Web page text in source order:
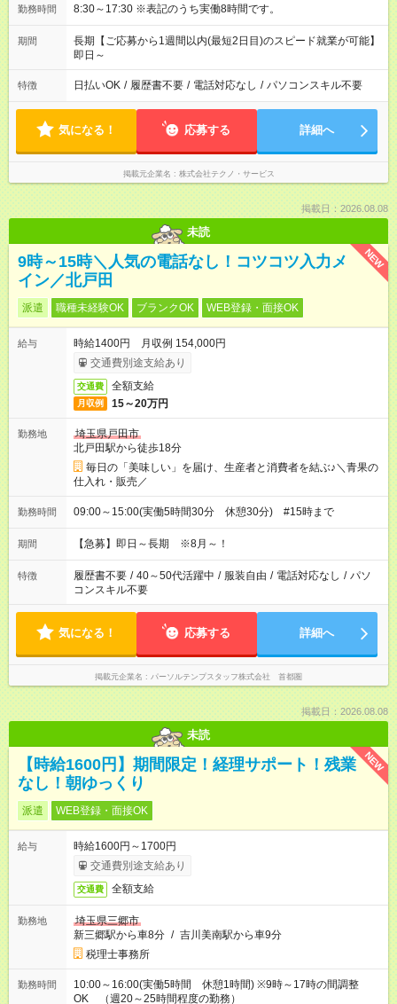
勤務時間 8:30～17:30 ※表記のうち実働8時間です。
期間
長期【ご応募から1週間以内(最短2日目)のスピード就業が可能】
即日～
特徴 日払いOK / 履歴書不要 / 電話対応なし / パソコンスキル不要
気になる！ 応募する 詳細へ
掲載元企業名 株式会社テクノ・サービス
掲載日：2026.08.08
未読
NEW
9時～15時＼人気の電話なし！コツコツ入力メ
イン／北戸田
派遣 職種未経験OK ブランクOK WEB登録・面接OK
給与
時給1400円 月収例 154,000円
交通費別途支給あり
交通費 全額支給
月収例 15～20万円
勤務地
埼玉県戸田市
北戸田駅から徒歩18分
毎日の「美味しい」を届け、生産者と消費者を結ぶ♪＼青果の
仕入れ・販売／
勤務時間 09:00～15:00(実働5時間30分 休憩30分) #15時まで
期間 【急募】即日～長期 ※8月～！
特徴 履歴書不要 / 40～50代活躍中 / 服装自由 / 電話対応なし / パソ
コンスキル不要
気になる！ 応募する 詳細へ
掲載元企業名 パーソルテンプスタッフ株式会社 首都圏
掲載日：2026.08.08
未読
NEW
【時給1600円】期間限定！経理サポート！残業
なし！朝ゆっくり
派遣 WEB登録・面接OK
給与
時給1600円～1700円
交通費別途支給あり
交通費 全額支給
勤務地
埼玉県三郷市
新三郷駅から車8分 / 吉川美南駅から車9分
税理士事務所
勤務時間
10:00～16:00(実働5時間 休憩1時間) ※9時～17時の間調整
OK （週20～25時間程度の勤務）